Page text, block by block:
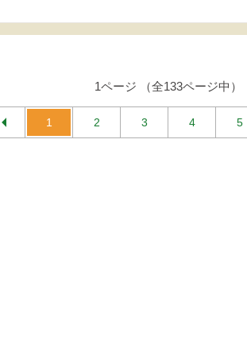
1ページ （全133ページ中）
1 2 3 4 5